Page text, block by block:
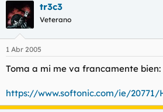
tr3c3
Veterano
1 Abr 2005
Toma a mi me va francamente bien:
https://www.softonic.com/ie/20771/